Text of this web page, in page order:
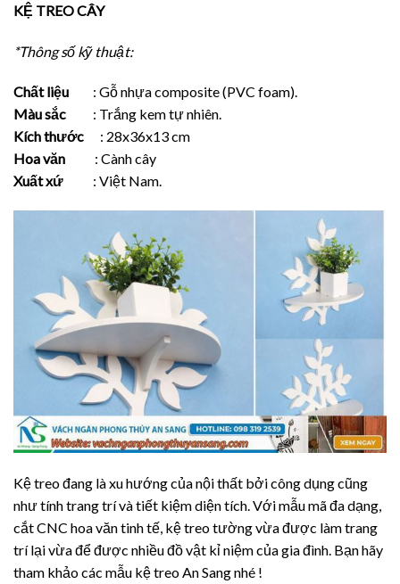
KỆ TREO CÂY
*Thông số kỹ thuật:
Chất liệu
: Gỗ nhựa composite (PVC foam).
Màu sắc
: Trắng kem tự nhiên.
Kích thước
: 28x36x13 cm
Hoa văn
: Cành cây
Xuất xứ : Việt Nam.
Kệ treo đang là xu hướng của nội thất bởi công dụng cũng
như tính trang trí và tiết kiệm diện tích. Với mẫu mã đa dạng,
cắt CNC hoa văn tinh tế, kệ treo tường vừa được làm trang
trí lại vừa để được nhiều đồ vật kỉ niệm của gia đình. Bạn hãy
tham khảo các mẫu kệ treo An Sang nhé !